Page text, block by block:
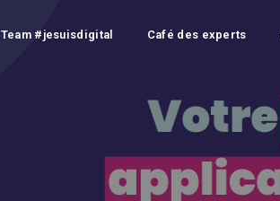
Team #jesuisdigital Café des experts